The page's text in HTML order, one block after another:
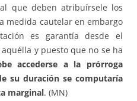
que deben atribuírsele los
medida cautelar en embargo
es garantía desde el
y puesto que no se ha
accederse a la prórroga
su duración se computaría
marginal. (MN)